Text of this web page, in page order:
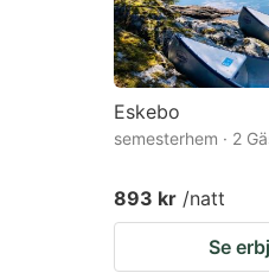
Eskebo
semesterhem · 2
893 kr /natt
Se